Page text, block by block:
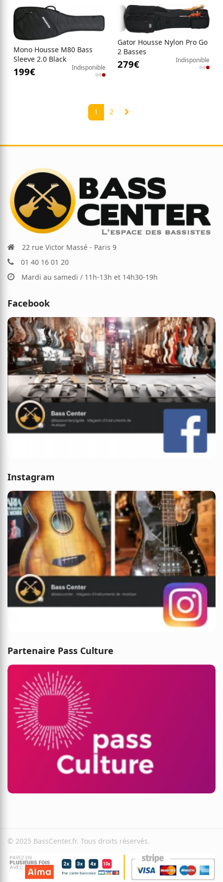
Mono Housse M80 Bass
Sleeve 2.0 Black
199€ Indisponible
Gator Housse Nylon Pro Go
2 Basses
279€ Indisponible
1 2
22 rue Victor Massé - Paris 9
01 40 16 01 20
Mardi au samedi / 11h-13h et 14h30-19h
Facebook
Instagram
Partenaire Pass Culture
© 2025 BassCenter.fr. Tous droits réservés.